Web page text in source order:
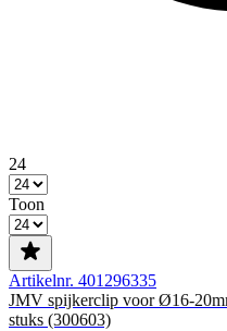
24
Toon
Artikelnr. 401296335
JMV spijkerclip voor Ø16-
stuks (300603)